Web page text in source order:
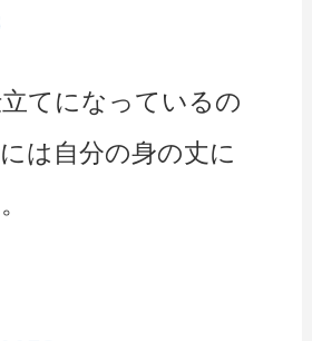
てになっているの
は自分の身の丈に